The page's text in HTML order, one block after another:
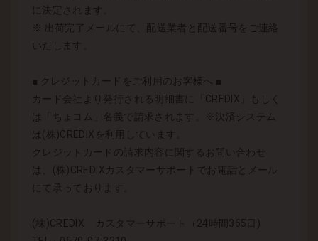
に決定されます。
※ 出荷完了メールにて、配送業者と配送番号をご連絡
いたします。
■ クレジットカードをご利用のお客様へ ■
カード会社より発行される明細書に「CREDIX」もしく
は「ちょコム」名義で請求されます。※決済システム
は(株)CREDIXを利用しています。
クレジットカードの請求内容に関するお問い合わせ
は、(株)CREDIXカスタマーサポートでお電話とメール
にて承っております。
(株)CREDIX カスタマーサポート（24時間365日)